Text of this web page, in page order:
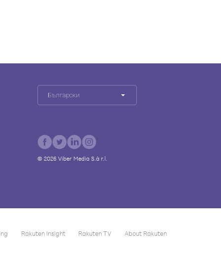
Български
© 2026 Viber Media S.à r.l.
Rakuten Insight Rakuten TV About Rakuten